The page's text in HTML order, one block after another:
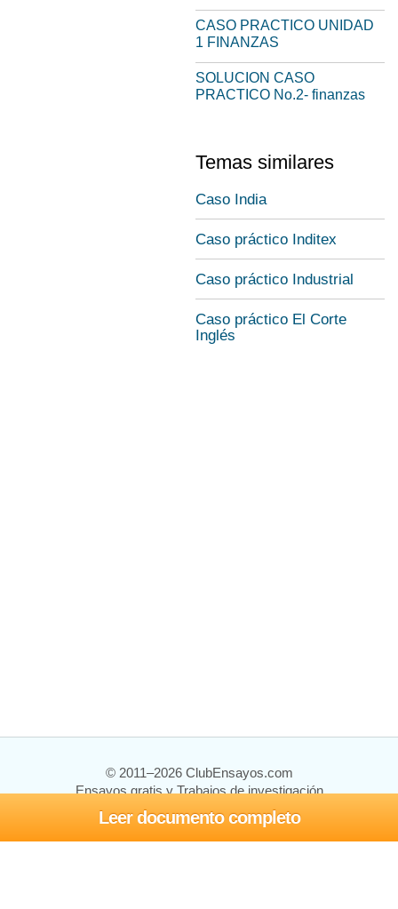
Leer documento completo
CASO PRACTICO UNIDAD
1 FINANZAS
SOLUCION CASO
PRACTICO No.2- finanzas
Temas similares
Caso India
Caso práctico Inditex
Caso práctico Industrial
Caso práctico El Corte
Inglés
© 2011–2026 ClubEnsayos.com
Ensayos gratis y Trabajos de investigación